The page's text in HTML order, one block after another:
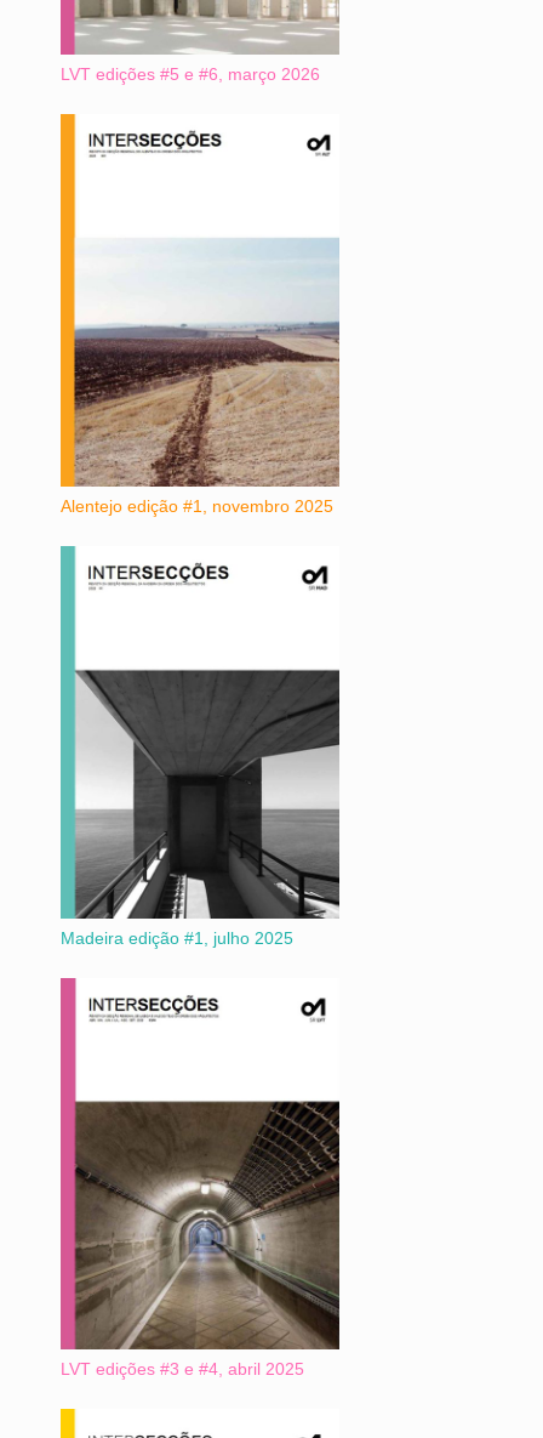
LVT edições #5 e #6, março 2026
Alentejo edição #1, novembro 2025
Madeira edição #1, julho 2025
LVT edições #3 e #4, abril 2025